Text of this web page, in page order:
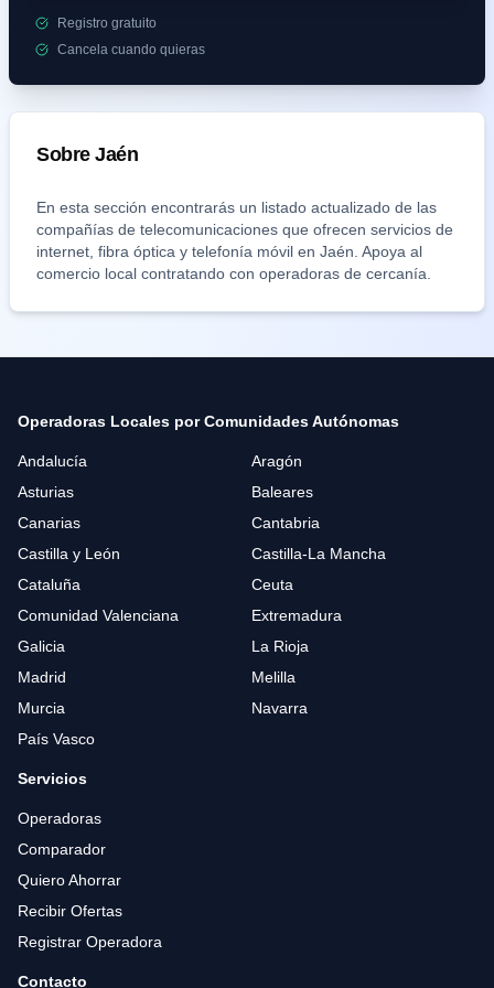
Registro gratuito
Cancela cuando quieras
SobreJaén
En esta sección encontrarás un listado actualizado de las
compañías de telecomunicaciones que ofrecen servicios de
internet, fibra óptica y telefonía móvil en Jaén . Apoya al
comercio local contratando con operadoras de cercanía.
Operadoras Locales por Comunidades Autónomas
Andalucía
Aragón
Asturias
Baleares
Canarias
Cantabria
Castilla y León
Castilla-La Mancha
Cataluña
Ceuta
Comunidad Valenciana
Extremadura
Galicia
La Rioja
Madrid
Melilla
Murcia
Navarra
País Vasco
Servicios
Operadoras
Comparador
Quiero Ahorrar
Recibir Ofertas
Registrar Operadora
Contacto